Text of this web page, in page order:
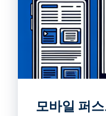
모바일 퍼